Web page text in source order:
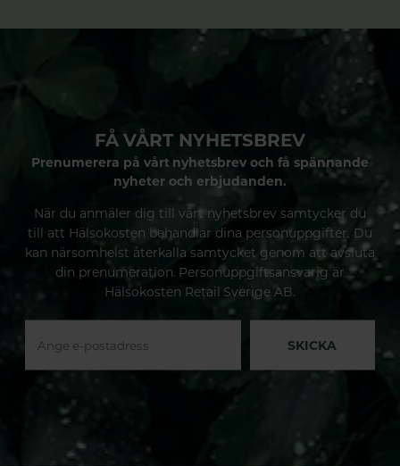
FÅ VÅRT NYHETSBREV
Prenumerera på vårt nyhetsbrev och få spännande
nyheter och erbjudanden.
När du anmäler dig till vårt nyhetsbrev samtycker du
till att Hälsokosten behandlar dina personuppgifter. Du
kan närsomhelst återkalla samtycket genom att avsluta
din prenumeration. Personuppgiftsansvarig är
Hälsokosten Retail Sverige AB.
SKICKA